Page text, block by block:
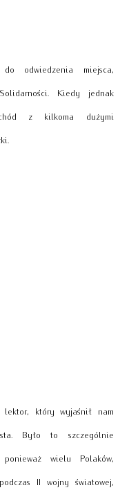
odwiedzenia miejsca,
Kiedy jednak
z kilkoma dużymi
który wyjaśnił nam
Było to szczególnie
wielu Polaków,
II wojny światowej,